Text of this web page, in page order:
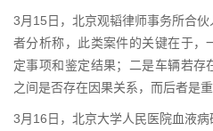
3月15日，北京观韬律师事务所合
者分析称，此类案件的关键在于，
定事项和鉴定结果；二是车辆若存
之间是否存在因果关系，而后者是重
3月16日，北京大学人民医院血液